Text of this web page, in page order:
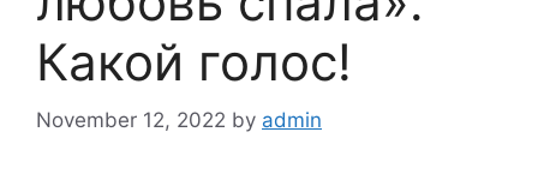
Какой голос!
November 12, 2022 by admin